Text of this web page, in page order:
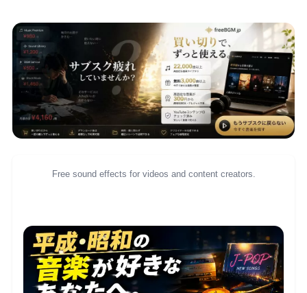
Free sound effects for videos and content creators.